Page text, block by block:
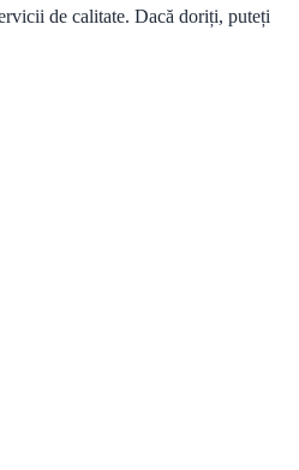
de calitate. Dacă doriți, puteți